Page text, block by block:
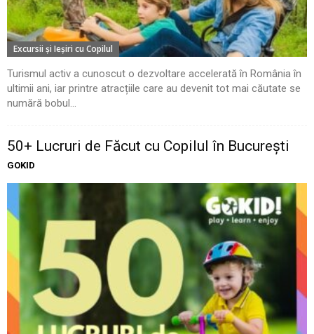
Excursii şi Ieşiri cu Copilul
Turismul activ a cunoscut o dezvoltare accelerată în România în
ultimii ani, iar printre atracțiile care au devenit tot mai căutate se
numără bobul...
50+ Lucruri de Făcut cu Copilul în București
GOKID